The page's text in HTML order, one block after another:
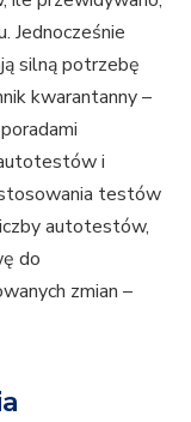
Jednocześnie
silną potrzebę
kwarantanny –
i
testów
autotestów,
do
zmian –